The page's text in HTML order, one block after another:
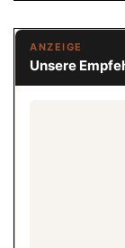
ANZEIGE
Unsere